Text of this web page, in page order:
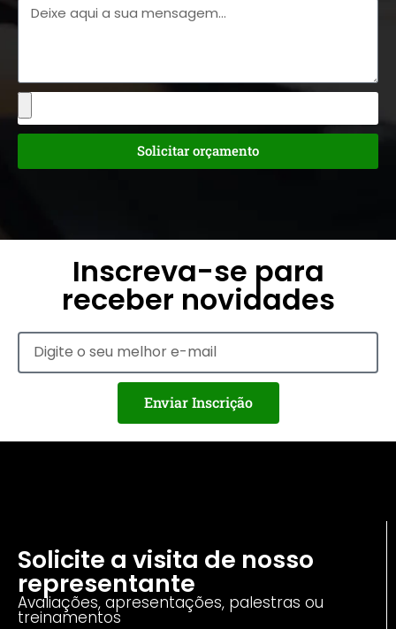
Solicitar orçamento
Inscreva-se para
receber novidades
Enviar Inscrição
Solicite a visita de nosso
representante
Avaliações, apresentações, palestras ou
treinamentos